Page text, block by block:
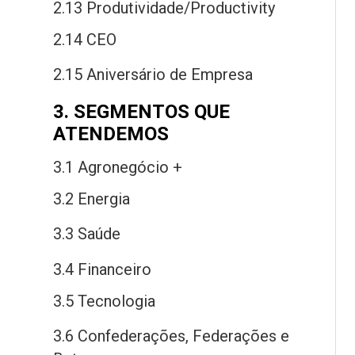
2.13 Produtividade/Productivity
2.14 CEO
2.15 Aniversário de Empresa
3. SEGMENTOS QUE
ATENDEMOS
3.1 Agronegócio +
3.2 Energia
3.3 Saúde
3.4 Financeiro
3.5 Tecnologia
3.6 Confederações, Federações e